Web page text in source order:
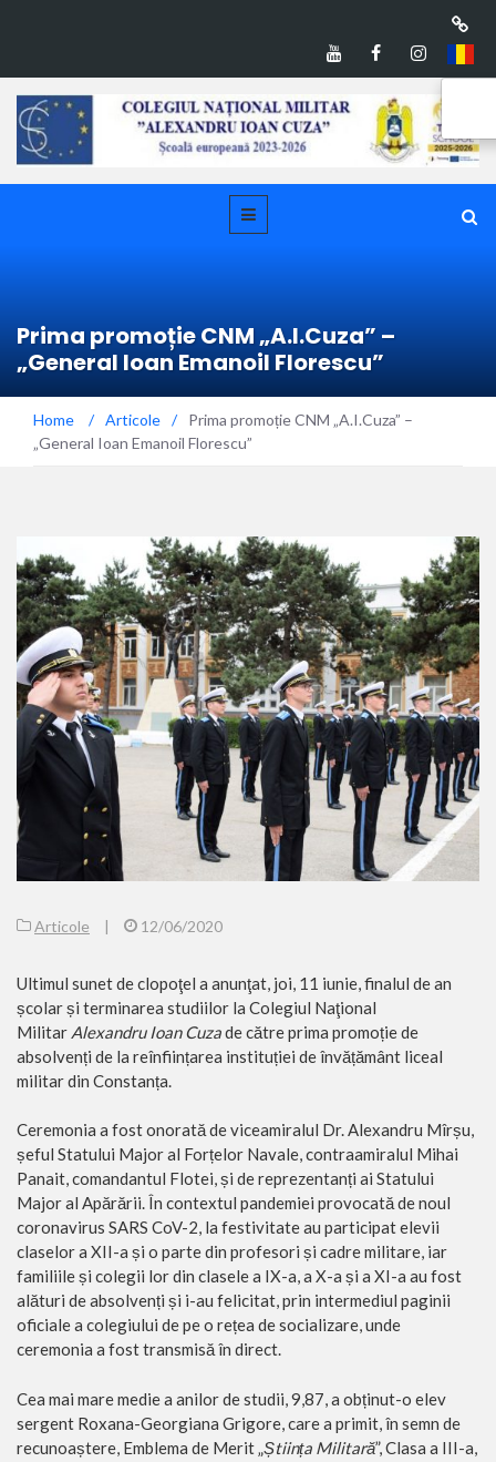
Prima promoție CNM „A.I.Cuza” –
„General Ioan Emanoil Florescu”
Home / Articole /
Prima promoție CNM „A.I.Cuza” –
„General Ioan Emanoil Florescu”
Articole | 12/06/2020
Ultimul sunet de clopoţel a anunţat, joi, 11 iunie, finalul de an
școlar și terminarea studiilor la Colegiul Naţional
Militar Alexandru Ioan Cuzade către prima promoție de
absolvenți de la reînființarea instituției de învățământ liceal
militar din Constanța.
Ceremonia a fost onorată de viceamiralul Dr. Alexandru Mîrșu,
șeful Statului Major al Forțelor Navale, contraamiralul Mihai
Panait, comandantul Flotei, și de reprezentanți ai Statului
Major al Apărării. În contextul pandemiei provocată de noul
coronavirus SARS CoV-2, la festivitate au participat elevii
claselor a XII-a și o parte din profesori și cadre militare, iar
familiile și colegii lor din clasele a IX-a, a X-a și a XI-a au fost
alături de absolvenți și i-au felicitat, prin intermediul paginii
oficiale a colegiului de pe o rețea de socializare, unde
ceremonia a fost transmisă în direct.
Cea mai mare medie a anilor de studii, 9,87, a obținut-o elev
sergent Roxana-Georgiana Grigore, care a primit, în semn de
recunoaștere, Emblema de Merit „Știința Militară”, Clasa a III-a,